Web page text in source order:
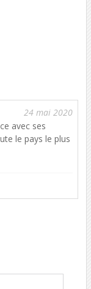
24 mai 2020
avec ses
le pays le plus